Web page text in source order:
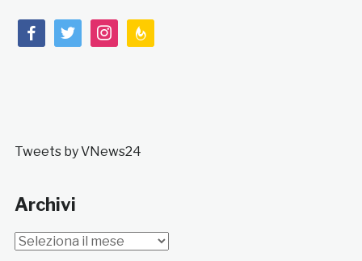
facebooktwitterinstagramfeedburner
Tweets by VNews24
Archivi
Archivi